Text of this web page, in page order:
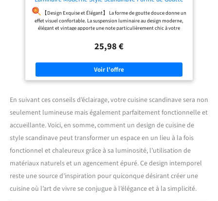
Chambre Salle à Manger Cuisine Salon (1 Pack Blanc)
【Design Exquise et Élégant】 La forme de goutte douce donne un
effet visuel confortable. La suspension luminaire au design moderne,
élégant et vintage apporte une note particulièrement chic à votre
décoration en bois. Et la délicate peinture noire à l'extérieur de l'abat-
jour souligne la texture de la lampe et la peinture blanche interne
adoucit la lumière.
【Lustre de 24cm de Diamètre】 Luminaire
Abat-jour: Ø 24cm, hauteur: 29cm. Câble: environ 100 cm, vous pouvez
ajuster le câble lors de l'installation. Base plafond : Ø 10cm, hauteur : 2
cm. Disponible dans une variété de couleurs pour les occasions
style spot, suspension en mode bas, mettez l'accent sur votre table à
manger, sur le bar, sur le bureau. Cette suspension luminaire
industrielle donne une lumière agréable.
Incluse】 Vous pouvez choisir n'importe quelle ampoule E27 en
fonction de vos besoins. Max 60w/ampoule, tension:110-240V. Ce lustre
aura un excellent effet avec une ampoule blanche et une ampoule
chaude. Il convient à la chambre à coucher, à la cuisine, au bar, à la salle
à manger, au café, à la pièce solide, au bureau.
25,98 €
En suivant ces conseils d’éclairage, votre cuisine scandinave sera non
seulement lumineuse mais également parfaitement fonctionnelle et
accueillante. Voici, en somme, comment un design de cuisine de
style scandinave peut transformer un espace en un lieu à la fois
fonctionnel et chaleureux grâce à sa luminosité, l’utilisation de
matériaux naturels et un agencement épuré. Ce design intemporel
reste une source d’inspiration pour quiconque désirant créer une
cuisine où l’art de vivre se conjugue à l’élégance et à la simplicité.